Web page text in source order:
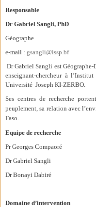
Responsable
Dr Gabriel Sangli, PhD
Géographe
e-mail : gsangli@issp.bf
Dr Gabriel Sangli est Géographe-
enseignant-chercheur à
Université Joseph KI-ZERBO.
Ses centres de recherche
peuplement, sa relation avec
Faso.
Equipe de recherche
Pr Georges Compaoré
Dr Gabriel Sangli
Dr Bonayi Dabiré
Domaine d’intervention